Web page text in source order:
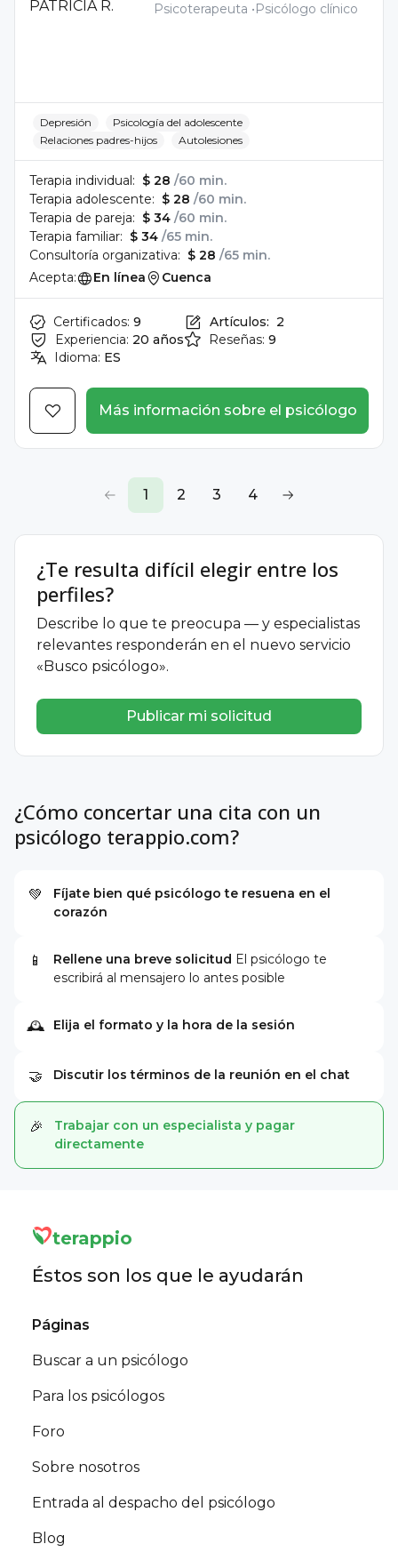
Psicoterapeuta Psicólogo clínico
Depresión
Psicología del adolescente
Relaciones padres-hijos
Autolesiones
Terapia individual: $ 28 /60 min.
Terapia adolescente: $ 28 /60 min.
Terapia de pareja: $ 34 /60 min.
Terapia familiar: $ 34 /65 min.
Consultoría organizativa: $ 28 /65 min.
Acepta:
En línea Cuenca
Certificados: 9
Experiencia: 20 años
Idioma: ES
Artículos: 2
Reseñas: 9
Más información sobre el psicólogo
1 2 3 4
¿Te resulta difícil elegir entre los
perfiles?
Describe lo que te preocupa — y especialistas
relevantes responderán en el nuevo servicio
«Busco psicólogo».
Publicar mi solicitud
¿Cómo concertar una cita con un
psicólogo terappio.com?
💚
Fíjate bien qué psicólogo te resuena en el
corazón
📱 Rellene una breve solicitud El psicólogo te
escribirá al mensajero lo antes posible
🕰 Elija el formato y la hora de la sesión
🤝 Discutir los términos de la reunión en el chat
🎉
Trabajar con un especialista y pagar
directamente
terappio
Éstos son los que le ayudarán
Páginas
Buscar a un psicólogo
Para los psicólogos
Foro
Sobre nosotros
Entrada al despacho del psicólogo
Blog